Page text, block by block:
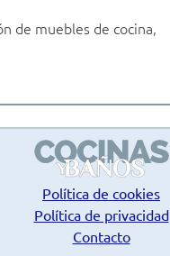
de muebles de cocina,
Política de cookies
Política de privacidad
Contacto